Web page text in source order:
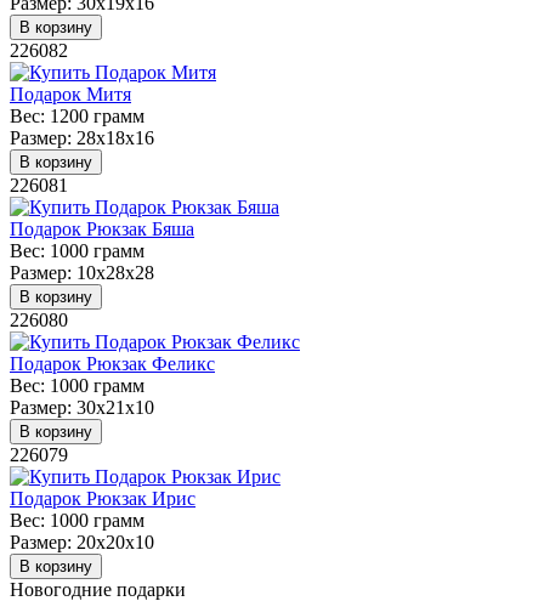
В корзину
226082
Подарок Митя
Вес: 1200 грамм
Размер: 28х18х16
В корзину
226081
Подарок Рюкзак Бяша
Вес: 1000 грамм
Размер: 10х28х28
В корзину
226080
Подарок Рюкзак Феликс
Вес: 1000 грамм
Размер: 30х21х10
В корзину
226079
Подарок Рюкзак Ирис
Вес: 1000 грамм
Размер: 20х20х10
В корзину
Новогодние подарки